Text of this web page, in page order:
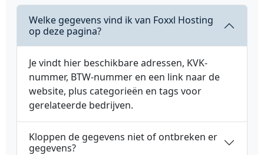
Welke gegevens vind ik van Foxxl Hosting
op deze pagina?
Je vindt hier beschikbare adressen, KVK-
nummer, BTW-nummer en een link naar de
website, plus categorieën en tags voor
gerelateerde bedrijven.
Kloppen de gegevens niet of ontbreken er
gegevens?